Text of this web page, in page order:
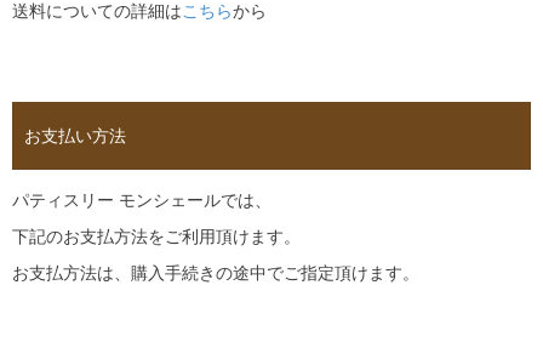
送料についての詳細はこちらから
お支払い方法
パティスリー モンシェールでは、
下記のお支払方法をご利用頂けます。
お支払方法は、購入手続きの途中でご指定頂けます。